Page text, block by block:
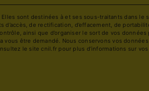
sont destinées à et ses sous-traitants dans le
de rectification, d’effacement, de
ainsi que d’organiser le sort de vos données
être demandé. Nous conservons vos données
le site cnil.fr pour plus d’informations sur vos